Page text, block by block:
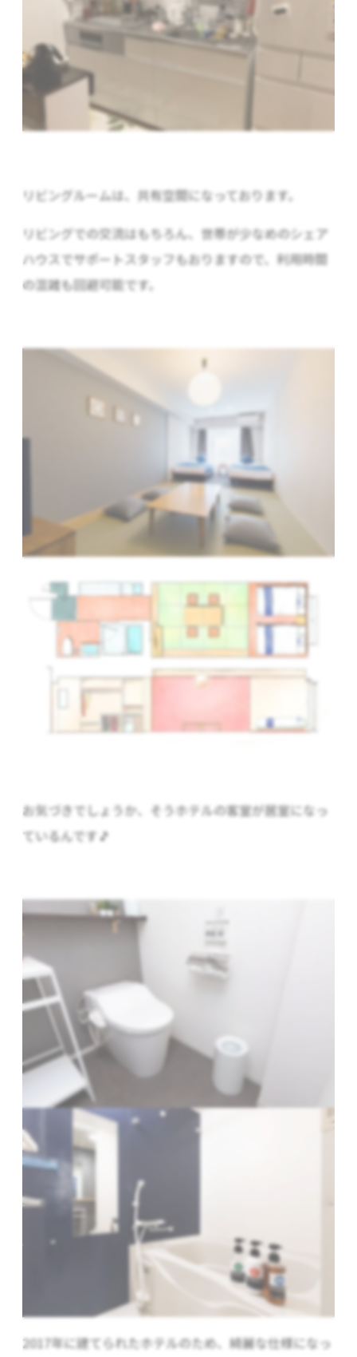
リビングルームは、共有空間になっております。
リビングでの交流はもちろん、世帯が少なめのシェア
ハウスでサポートスタッフもおりますので、利用時間
の混雑も回避可能です。
お気づきでしょうか、そうホテルの客室が居室になっ
ているんです🎵
2017年に建てられたホテルのため、綺麗な仕様になっ